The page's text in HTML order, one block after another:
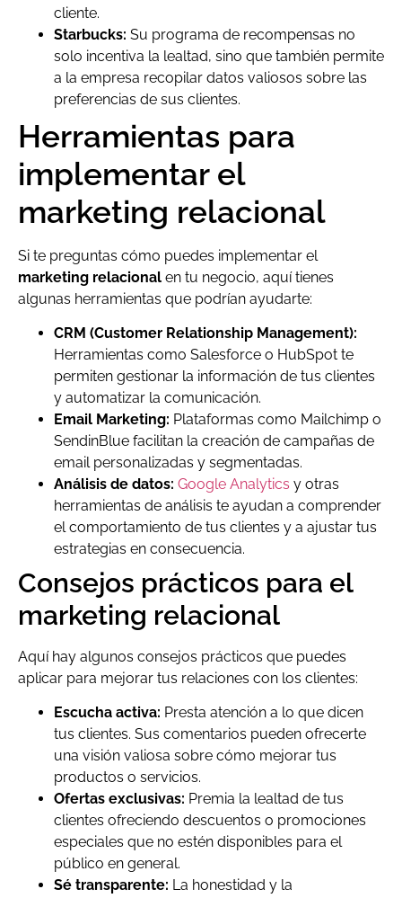
cliente.
Starbucks: Su programa de recompensas no
solo incentiva la lealtad, sino que también permite
a la empresa recopilar datos valiosos sobre las
preferencias de sus clientes.
Herramientas para
implementar el
marketing relacional
Si te preguntas cómo puedes implementar el
marketing relacional en tu negocio, aquí tienes
algunas herramientas que podrían ayudarte:
CRM (Customer Relationship Management):
Herramientas como Salesforce o HubSpot te
permiten gestionar la información de tus clientes
y automatizar la comunicación.
Email Marketing: Plataformas como Mailchimp o
SendinBlue facilitan la creación de campañas de
email personalizadas y segmentadas.
Análisis de datos: Google Analytics y otras
herramientas de análisis te ayudan a comprender
el comportamiento de tus clientes y a ajustar tus
estrategias en consecuencia.
Consejos prácticos para el
marketing relacional
Aquí hay algunos consejos prácticos que puedes
aplicar para mejorar tus relaciones con los clientes:
Escucha activa: Presta atención a lo que dicen
tus clientes. Sus comentarios pueden ofrecerte
una visión valiosa sobre cómo mejorar tus
productos o servicios.
Ofertas exclusivas: Premia la lealtad de tus
clientes ofreciendo descuentos o promociones
especiales que no estén disponibles para el
público en general.
Sé transparente: La honestidad y la